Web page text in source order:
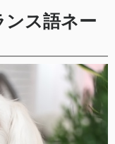
ンス語ネー